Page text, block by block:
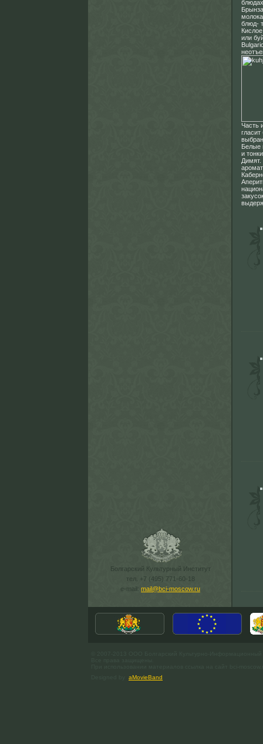
Болгарский Культурный Институт
тел. +7 (495) 771-60-18
e-mail: mail@bci-moscow.ru
блюд-
или
Часть
Белые
и
Димят.
aMovieBand